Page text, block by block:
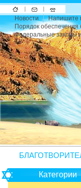
На
главную
Напишите
нам
Карта
сайта
Новости Напишите
Порядок обеспечения
Федеральные законы
Категории